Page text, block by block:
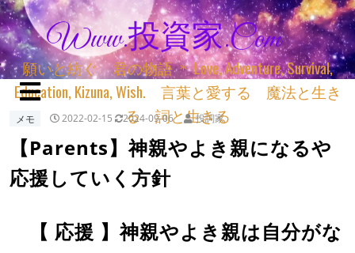
Www.投資家.com
願いと紡ぐ 君の物語 ＊ Love, Adventure, Survival,
Education, Kizuna, Wish. 言葉と愛する 魔法と生き
る 詞と生きる
メモ 2022-02-15 2024-09-06 投詞家
【Parents】神親やよき親になるや
応援していく方針
【 応援 】神親やよき親は自分がな